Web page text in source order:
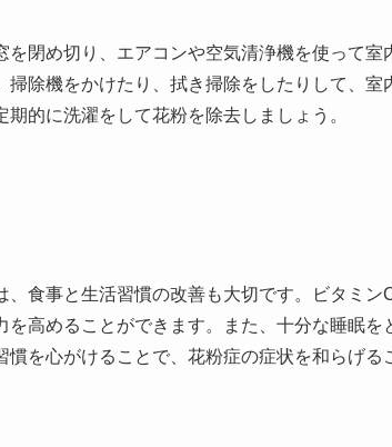
を閉め切り、エアコンや空気清浄機を使って
掃除機をかけたり、拭き掃除をしたりして、
的に洗濯をして花粉を除去しましょう。
、食事と生活習慣の改善も大切です。ビタミ
を高めることができます。また、十分な睡眠を
を心がけることで、花粉症の症状を和らげる